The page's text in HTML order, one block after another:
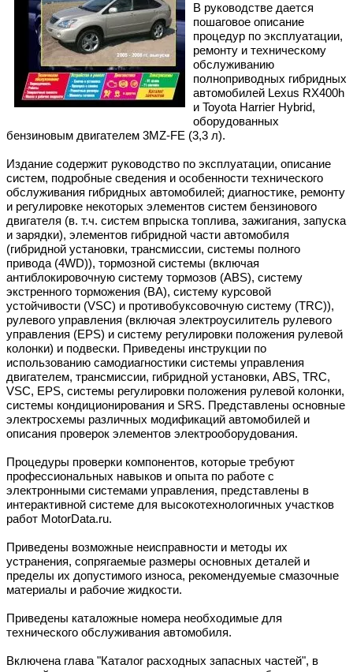
В руководстве дается
пошаговое описание
процедур по эксплуатации,
ремонту и техническому
обслуживанию
полноприводных гибридных
автомобилей Lexus RX400h
и Toyota Harrier Hybrid,
оборудованных
бензиновым двигателем 3MZ-FE (3,3 л).
Издание содержит руководство по эксплуатации, описание
систем, подробные сведения и особенности технического
обслуживания гибридных автомобилей; диагностике, ремонту
и регулировке некоторых элементов систем бензинового
двигателя (в. т.ч. систем впрыска топлива, зажигания, запуска
и зарядки), элементов гибридной части автомобиля
(гибридной установки, трансмиссии, системы полного
привода (4WD)), тормозной системы (включая
антиблокировочную систему тормозов (ABS), систему
экстренного торможения (ВА), систему курсовой
устойчивости (VSC) и противобуксовочную систему (TRC)),
рулевого управления (включая электроусилитель рулевого
управления (EPS) и систему регулировки положения рулевой
колонки) и подвески. Приведены инструкции по
использованию самодиагностики системы управления
двигателем, трансмиссии, гибридной установки, ABS, TRC,
VSC, EPS, системы регулировки положения рулевой колонки,
системы кондиционирования и SRS. Представлены основные
электросхемы различных модификаций автомобилей и
описания проверок элементов электрооборудования.
Процедуры проверки компонентов, которые требуют
профессиональных навыков и опыта по работе с
электронными системами управления, представлены в
интерактивной системе для высокотехнологичных участков
работ MotorData.ru.
Приведены возможные неисправности и методы их
устранения, сопрягаемые размеры основных деталей и
пределы их допустимого износа, рекомендуемые смазочные
материалы и рабочие жидкости.
Приведены каталожные номера необходимые для
технического обслуживания автомобиля.
Включена глава "Каталог расходных запасных частей", в